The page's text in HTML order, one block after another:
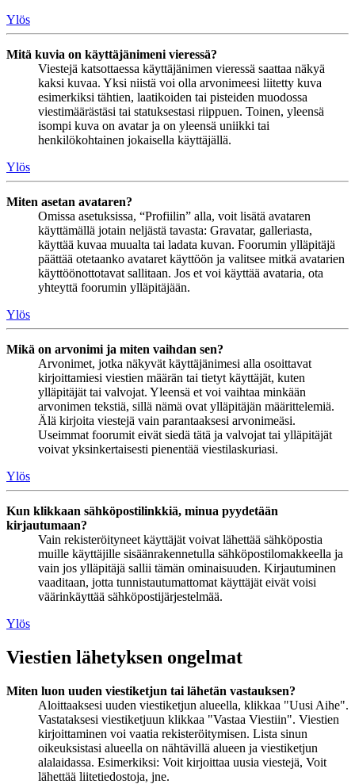
Ylös
Mitä kuvia on käyttäjänimeni vieressä?
Viestejä katsottaessa käyttäjänimen vieressä saattaa näkyä
kaksi kuvaa. Yksi niistä voi olla arvonimeesi liitetty kuva
esimerkiksi tähtien, laatikoiden tai pisteiden muodossa
viestimäärästäsi tai statuksestasi riippuen. Toinen, yleensä
isompi kuva on avatar ja on yleensä uniikki tai
henkilökohtainen jokaisella käyttäjällä.
Ylös
Miten asetan avataren?
Omissa asetuksissa, “Profiilin” alla, voit lisätä avataren
käyttämällä jotain neljästä tavasta: Gravatar, galleriasta,
käyttää kuvaa muualta tai ladata kuvan. Foorumin ylläpitäjä
päättää otetaanko avataret käyttöön ja valitsee mitkä avatarien
käyttöönottotavat sallitaan. Jos et voi käyttää avataria, ota
yhteyttä foorumin ylläpitäjään.
Ylös
Mikä on arvonimi ja miten vaihdan sen?
Arvonimet, jotka näkyvät käyttäjänimesi alla osoittavat
kirjoittamiesi viestien määrän tai tietyt käyttäjät, kuten
ylläpitäjät tai valvojat. Yleensä et voi vaihtaa minkään
arvonimen tekstiä, sillä nämä ovat ylläpitäjän määrittelemiä.
Älä kirjoita viestejä vain parantaaksesi arvonimeäsi.
Useimmat foorumit eivät siedä tätä ja valvojat tai ylläpitäjät
voivat yksinkertaisesti pienentää viestilaskuriasi.
Ylös
Kun klikkaan sähköpostilinkkiä, minua pyydetään
kirjautumaan?
Vain rekisteröityneet käyttäjät voivat lähettää sähköpostia
muille käyttäjille sisäänrakennetulla sähköpostilomakkeella ja
vain jos ylläpitäjä sallii tämän ominaisuuden. Kirjautuminen
vaaditaan, jotta tunnistautumattomat käyttäjät eivät voisi
väärinkäyttää sähköpostijärjestelmää.
Ylös
Viestien lähetyksen ongelmat
Miten luon uuden viestiketjun tai lähetän vastauksen?
Aloittaaksesi uuden viestiketjun alueella, klikkaa "Uusi Aihe".
Vastataksesi viestiketjuun klikkaa "Vastaa Viestiin". Viestien
kirjoittaminen voi vaatia rekisteröitymisen. Lista sinun
oikeuksistasi alueella on nähtävillä alueen ja viestiketjun
alalaidassa. Esimerkiksi: Voit kirjoittaa uusia viestejä, Voit
lähettää liitetiedostoja, jne.